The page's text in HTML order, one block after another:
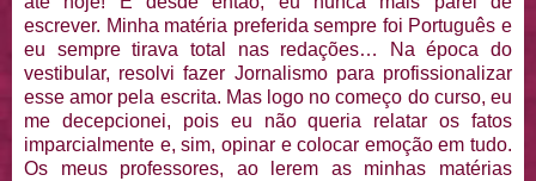
escrever. Minha matéria preferida sempre foi Português e
eu sempre tirava total nas redações… Na época do
vestibular, resolvi fazer Jornalismo para profissionalizar
esse amor pela escrita. Mas logo no começo do curso, eu
me decepcionei, pois eu não queria relatar os fatos
imparcialmente e, sim, opinar e colocar emoção em tudo.
Os meus professores, ao lerem as minhas matérias